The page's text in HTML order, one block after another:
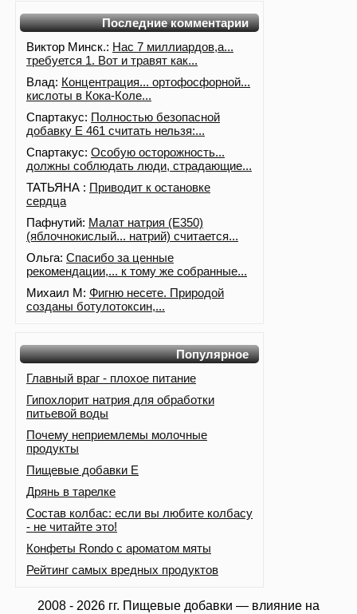
Последние комментарии
Виктор Минск.: Нас 7 миллиардов,а...
требуется 1. Вот и травят как...
Влад: Концентрация... ортофосфорной...
кислоты в Кока-Коле...
Спартакус: Полностью безопасной
добавку Е 461 считать нельзя:...
Спартакус: Особую осторожность...
должны соблюдать люди, страдающие...
ТАТЬЯНА : Приводит к остановке
сердца
Пафнутий: Малат натрия (E350)
(яблочнокислый... натрий) считается...
Ольга: Спасибо за ценные
рекомендации,... к тому же собранные...
Михаил М: Фигню несете. Природой
созданы ботулотоксин,...
Популярное
Главный враг - плохое питание
Гипохлорит натрия для обработки
питьевой воды
Почему неприемлемы молочные
продукты
Пищевые добавки Е
Дрянь в тарелке
Состав колбас: если вы любите колбасу
- не читайте это!
Конфеты Rondo с ароматом мяты
Рейтинг самых вредных продуктов
2008 - 2026 гг. Пищевые добавки — влияние на